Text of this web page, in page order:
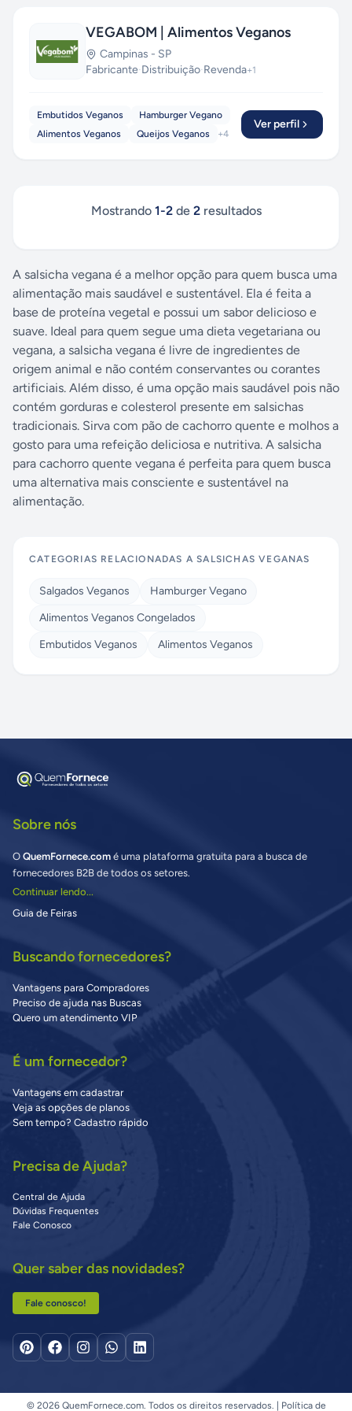
VEGABOM | Alimentos Veganos
Campinas - SP
Fabricante·Distribuição·Revenda+1
Embutidos Veganos
Hamburger Vegano
Alimentos Veganos
Queijos Veganos +4
Ver perfil
Mostrando 1-2de 2resultados
A salsicha vegana é a melhor opção para quem busca uma
alimentação mais saudável e sustentável. Ela é feita a
base de proteína vegetal e possui um sabor delicioso e
suave. Ideal para quem segue uma dieta vegetariana ou
vegana, a salsicha vegana é livre de ingredientes de
origem animal e não contém conservantes ou corantes
artificiais. Além disso, é uma opção mais saudável pois não
contém gorduras e colesterol presente em salsichas
tradicionais. Sirva com pão de cachorro quente e molhos a
gosto para uma refeição deliciosa e nutritiva. A salsicha
para cachorro quente vegana é perfeita para quem busca
uma alternativa mais consciente e sustentável na
alimentação.
CATEGORIAS RELACIONADAS ASALSICHAS VEGANAS
Salgados Veganos
Hamburger Vegano
Alimentos Veganos Congelados
Embutidos Veganos
Alimentos Veganos
Sobre nós
O QuemFornece.com é uma plataforma gratuita para a busca de
fornecedores B2B de todos os setores.
Continuar lendo...
Guia de Feiras
Buscando fornecedores?
Vantagens para Compradores
Preciso de ajuda nas Buscas
Quero um atendimento VIP
É um fornecedor?
Vantagens em cadastrar
Veja as opções de planos
Sem tempo? Cadastro rápido
Precisa de Ajuda?
Central de Ajuda
Dúvidas Frequentes
Fale Conosco
Quer saber das novidades?
Fale conosco!
© 2026 QuemFornece.com. Todos os direitos reservados. | Política de